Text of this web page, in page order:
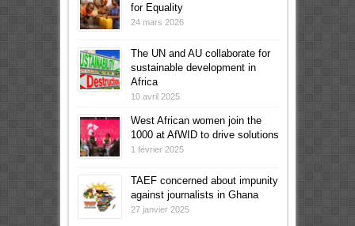
for Equality
24 mars 2026
The UN and AU collaborate for
sustainable development in
Africa
10 avril 2025
West African women join the
1000 at AfWID to drive solutions
1 février 2025
TAEF concerned about impunity
against journalists in Ghana
27 janvier 2025